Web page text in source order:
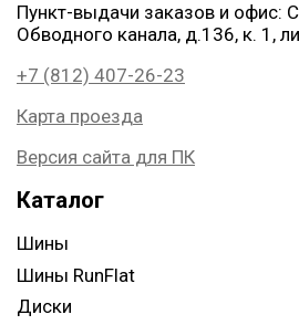
Пункт-выдачи заказов и офис:
Обводного канала, д.136, к. 1,
+7 (812) 407-26-23
Карта проезда
Версия сайта для ПК
Каталог
Шины
Шины RunFlat
Диски